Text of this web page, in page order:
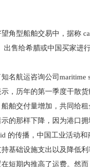
角型船舶交易中，据称
出售给希腊或中国买家进行
名航运咨询公司maritime
，历年的第一季度干散
舶交付量增加，共同给
的那样下降，因为港口
的传播，中国工业活动
基础设施支出以及降低
短期内推高了运费。然